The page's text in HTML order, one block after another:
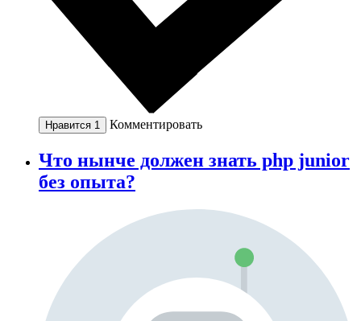
Нравится 1 Комментировать
Что нынче должен знать php junior
без опыта?